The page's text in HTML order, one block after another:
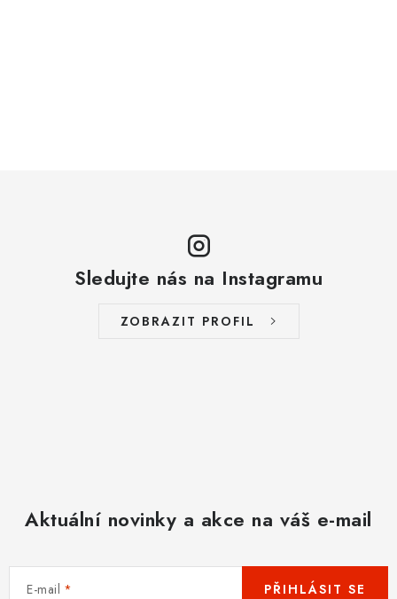
Sledujte nás na Instagramu
ZOBRAZIT PROFIL
Aktuální novinky a akce na váš e-mail
E-mail PŘIHLÁSIT SE